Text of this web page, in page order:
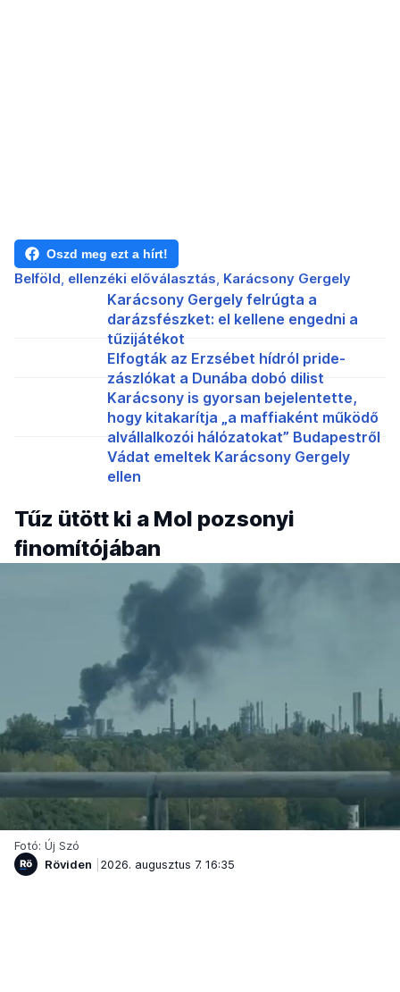
Oszd meg ezt a hírt!
Belföld ellenzéki előválasztás Karácsony Gergely
Karácsony Gergely felrúgta a
darázsfészket: el kellene engedni a
tűzijátékot
Elfogták az Erzsébet hídról pride-
zászlókat a Dunába dobó dilist
Karácsony is gyorsan bejelentette,
hogy kitakarítja „a maffiaként működő
alvállalkozói hálózatokat” Budapestről
Vádat emeltek Karácsony Gergely
ellen
Tűz ütött ki a Mol pozsonyi
finomítójában
Fotó: Új Szó
Röviden
2026. augusztus 7. 16:35